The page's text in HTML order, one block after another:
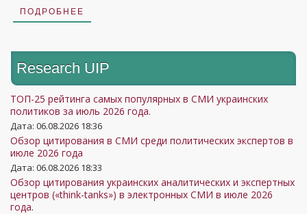
ПОДРОБНЕЕ
Research UIP
ТОП-25 рейтинга самых популярных в СМИ украинских
политиков за июль 2026 года.
Дата: 06.08.2026 18:36
Обзор цитирования в СМИ среди политических экспертов в
июле 2026 года
Дата: 06.08.2026 18:33
Обзор цитирования украинских аналитических и экспертных
центров («think-tanks») в электронных СМИ в июле 2026
года.